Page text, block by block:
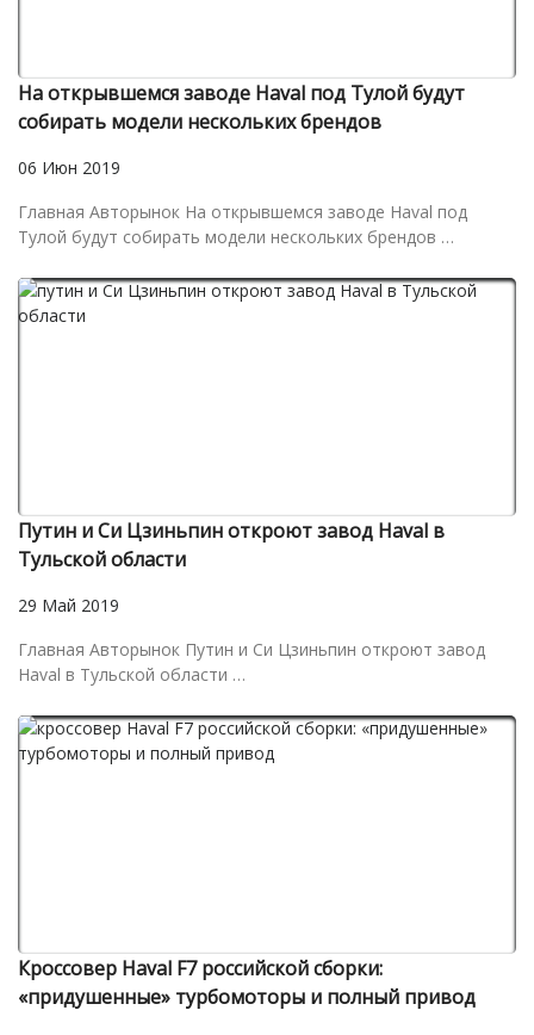
На открывшемся заводе Haval под Тулой будут
собирать модели нескольких брендов
06 Июн 2019
Главная Авторынок На открывшемся заводе Haval под
Тулой будут собирать модели нескольких брендов …
Путин и Си Цзиньпин откроют завод Haval в
Тульской области
29 Май 2019
Главная Авторынок Путин и Си Цзиньпин откроют завод
Haval в Тульской области …
Кроссовер Haval F7 российской сборки:
«придушенные» турбомоторы и полный привод